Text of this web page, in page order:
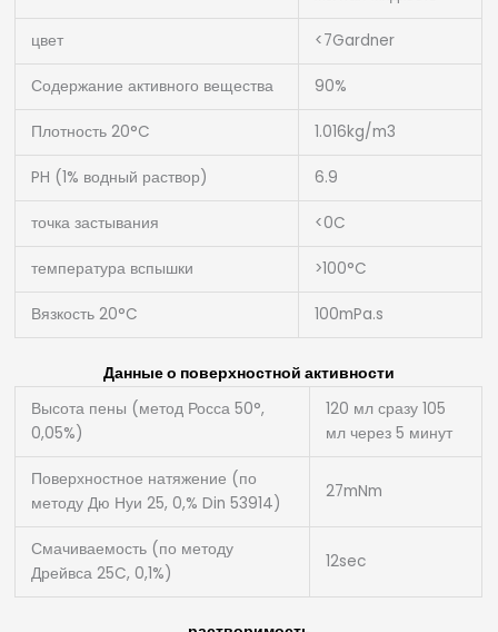
цвет <7Gardner
Содержание активного вещества 90%
Плотность 20°C 1.016kg/m3
PH (1% водный раствор) 6.9
точка застывания <0C
температура вспышки >100°C
Вязкость 20°C 100mPa.s
Данные о поверхностной активности
Высота пены (метод Росса 50°,
0,05%)
120 мл сразу 105
мл через 5 минут
Поверхностное натяжение (по
методу Дю Нуи 25, 0,% Din 53914)
27mNm
Смачиваемость (по методу
Дрейвса 25C, 0,1%)
12sec